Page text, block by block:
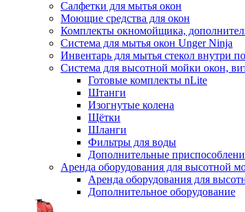
Салфетки для мытья окон
Моющие средства для окон
Комплекты окномойщика,
Система для мытья окон Unger Ninja
Инвентарь для мытья стекол внутри
Система для высотной мойки окон,
Готовые комплекты nLite
Штанги
Изогнутые колена
Щётки
Шланги
Фильтры для воды
Дополнительные
Аренда оборудования для высотной
Аренда оборудования для
Дополнительное оборудование